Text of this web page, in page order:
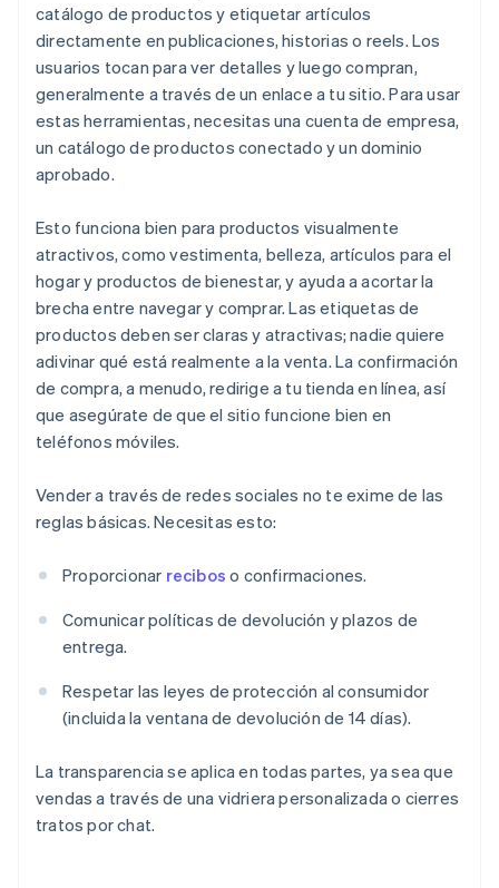
catálogo de productos y etiquetar artículos
directamente en publicaciones, historias o reels. Los
usuarios tocan para ver detalles y luego compran,
generalmente a través de un enlace a tu sitio. Para usar
estas herramientas, necesitas una cuenta de empresa,
un catálogo de productos conectado y un dominio
aprobado.
Esto funciona bien para productos visualmente
atractivos, como vestimenta, belleza, artículos para el
hogar y productos de bienestar, y ayuda a acortar la
brecha entre navegar y comprar. Las etiquetas de
productos deben ser claras y atractivas; nadie quiere
adivinar qué está realmente a la venta. La confirmación
de compra, a menudo, redirige a tu tienda en línea, así
que asegúrate de que el sitio funcione bien en
teléfonos móviles.
Vender a través de redes sociales no te exime de las
reglas básicas. Necesitas esto:
Proporcionar recibos o confirmaciones.
Comunicar políticas de devolución y plazos de
entrega.
Respetar las leyes de protección al consumidor
(incluida la ventana de devolución de 14 días).
La transparencia se aplica en todas partes, ya sea que
vendas a través de una vidriera personalizada o cierres
tratos por chat.